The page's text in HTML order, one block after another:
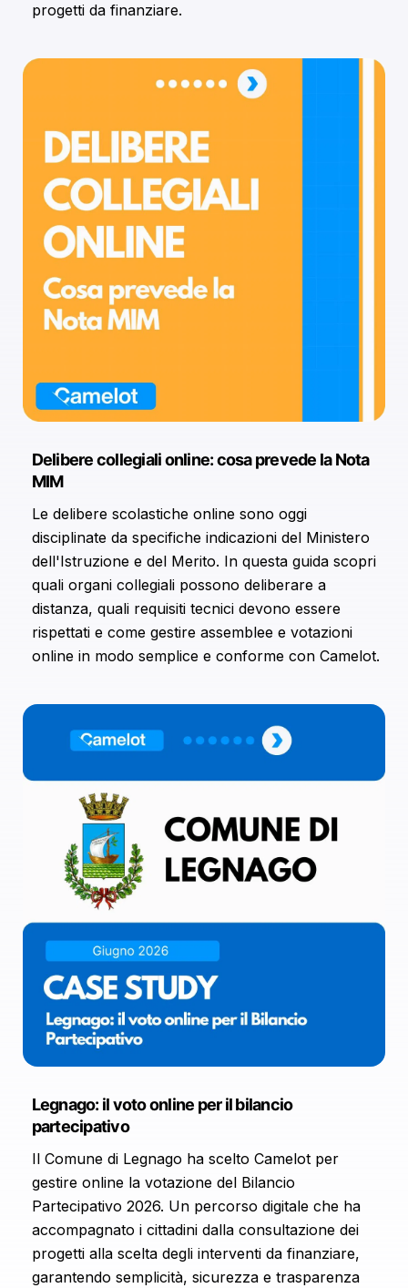
progetti da finanziare.
Delibere collegiali online: cosa prevede la Nota
MIM
Le delibere scolastiche online sono oggi
disciplinate da specifiche indicazioni del Ministero
dell'Istruzione e del Merito. In questa guida scopri
quali organi collegiali possono deliberare a
distanza, quali requisiti tecnici devono essere
rispettati e come gestire assemblee e votazioni
online in modo semplice e conforme con Camelot.
Legnago: il voto online per il bilancio
partecipativo
Il Comune di Legnago ha scelto Camelot per
gestire online la votazione del Bilancio
Partecipativo 2026. Un percorso digitale che ha
accompagnato i cittadini dalla consultazione dei
progetti alla scelta degli interventi da finanziare,
garantendo semplicità, sicurezza e trasparenza